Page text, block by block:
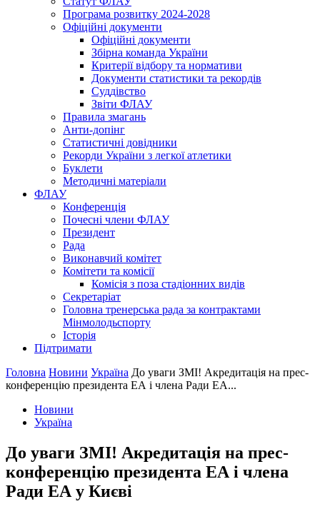
Програма розвитку 2024-2028
Офіційні документи
Офіційні документи
Збірна команда України
Критерії відбору та нормативи
Документи статистики та рекордів
Суддівство
Звіти ФЛАУ
Правила змагань
Анти-допінг
Статистичні довідники
Рекорди України з легкої атлетики
Буклети
Методичні матеріали
ФЛАУ
Конференція
Почесні члени ФЛАУ
Президент
Рада
Виконавчий комітет
Комітети та комісії
Комісія з поза стадіонних видів
Секретаріат
Головна тренерська рада за контрактами
Мінмолодьспорту
Історія
Підтримати
Головна Новини Україна До уваги ЗМІ! Акредитація на прес-
конференцію президента ЕА і члена Ради ЕА...
Новини
Україна
До уваги ЗМІ! Акредитація на прес-
конференцію президента ЕА і члена
Ради ЕА у Києві